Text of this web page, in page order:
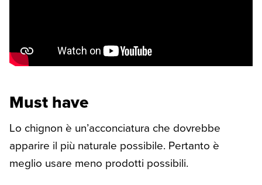
Must have
Lo chignon è un’acconciatura che dovrebbe
apparire il più naturale possibile. Pertanto è
meglio usare meno prodotti possibili.